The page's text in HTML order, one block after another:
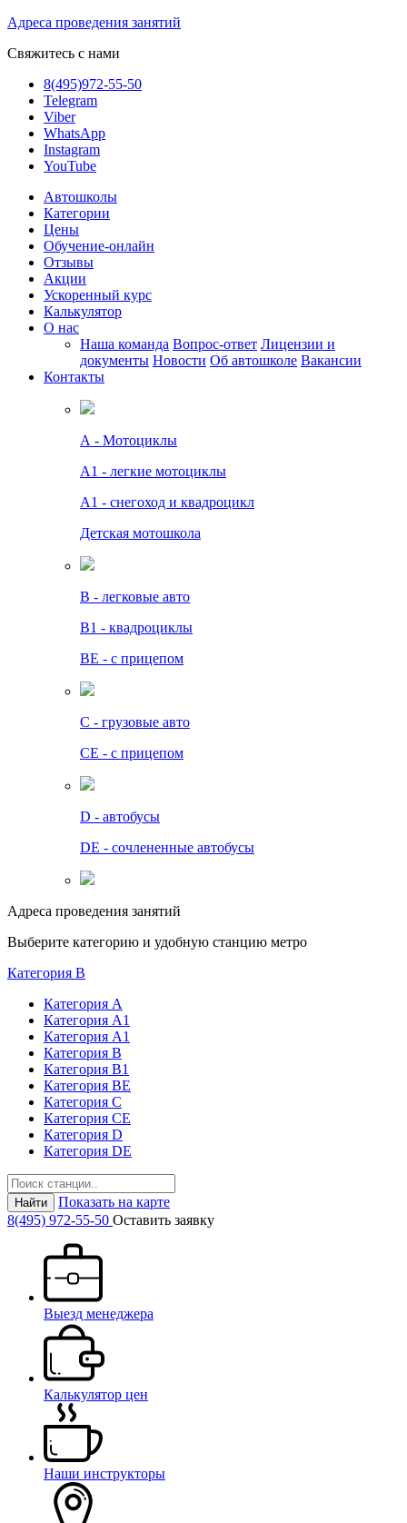
Адреса проведения занятий
Свяжитесь с нами
8(495)972-55-50
Telegram
Viber
WhatsApp
Instagram
YouTube
Автошколы
Категории
Цены
Обучение-онлайн
Отзывы
Акции
Ускоренный курс
Калькулятор
О нас
Наша команда Вопрос-ответ Лицензии и
документы Новости Об автошколе Вакансии
Контакты
А - Мотоциклы
A1 - легкие мотоциклы
A1 - снегоход и квадроцикл
Детская мотошкола
B - легковые авто
В1 - квадроциклы
BE - с прицепом
C - грузовые авто
СЕ - с прицепом
D - автобусы
DE - сочлененные автобусы
Адреса проведения занятий
Выберите категорию и удобную станцию метро
Категория B
Категория А
Категория А1
Категория А1
Категория В
Категория В1
Категория BE
Категория С
Категория СЕ
Категория D
Категория DE
Найти
Показать на карте
8(495) 972-55-50 Оставить заявку
Выезд менеджера
Калькулятор цен
Наши инструкторы